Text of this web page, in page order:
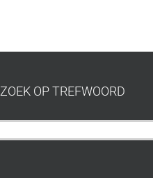
ZOEK OP TREFWOORD